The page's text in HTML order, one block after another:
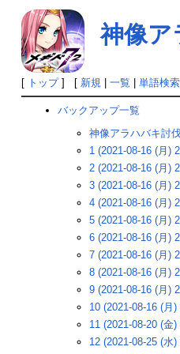
神像ア
[ トップ] [ 新規| 一覧 単語検索
バックアップ一覧
神像アラハバキ討
1 (2021-08-16 (月)
2 (2021-08-16 (月)
3 (2021-08-16 (月)
4 (2021-08-16 (月)
5 (2021-08-16 (月)
6 (2021-08-16 (月)
7 (2021-08-16 (月)
8 (2021-08-16 (月)
9 (2021-08-16 (月)
10 (2021-08-16 (月
11 (2021-08-20 (金
12 (2021-08-25 (水